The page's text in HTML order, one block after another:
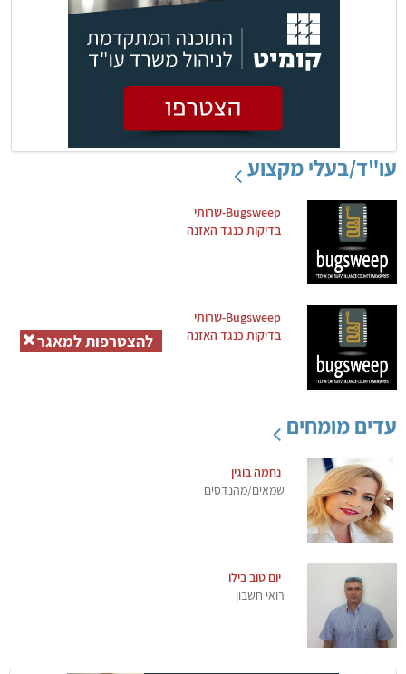
עו"ד/בעלי מקצוע
Bugsweep-שרותי
בדיקות כנגד האזנה
Bugsweep-שרותי
בדיקות כנגד האזנה
עדים מומחים
נחמה בוגין
שמאים/מהנדסים
יום טוב בילו
רואי חשבון
להצטרפות למאגר